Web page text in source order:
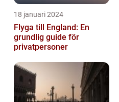
18 januari 2024
Flyga till England: En
grundlig guide för
privatpersoner